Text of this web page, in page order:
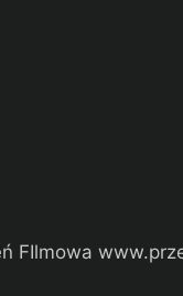
FIlmowa